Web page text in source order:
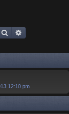
c
Rechercher
12:10 pm